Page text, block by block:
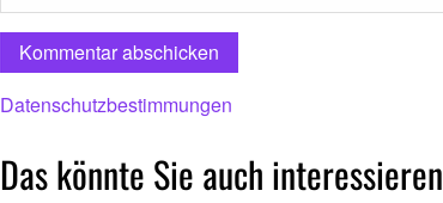
Datenschutzbestimmungen
Das könnte Sie auch interessieren